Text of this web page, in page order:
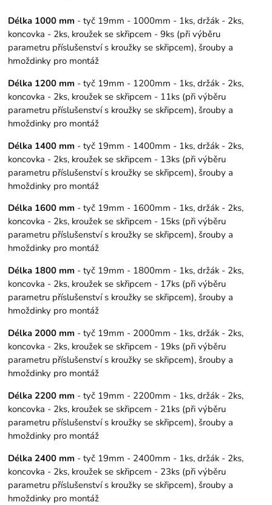
Délka 1000 mm - tyč 19mm - 1000mm - 1ks, držák - 2ks,
koncovka - 2ks, kroužek se skřipcem - 9ks (při výběru
parametru příslušenství s kroužky se skřipcem), šrouby a
hmoždinky pro montáž
Délka 1200 mm - tyč 19mm - 1200mm - 1ks, držák - 2ks,
koncovka - 2ks, kroužek se skřipcem - 11ks (při výběru
parametru příslušenství s kroužky se skřipcem), šrouby a
hmoždinky pro montáž
Délka 1400 mm - tyč 19mm - 1400mm - 1ks, držák - 2ks,
koncovka - 2ks, kroužek se skřipcem - 13ks (při výběru
parametru příslušenství s kroužky se skřipcem), šrouby a
hmoždinky pro montáž
Délka 1600 mm - tyč 19mm - 1600mm - 1ks, držák - 2ks,
koncovka - 2ks, kroužek se skřipcem - 15ks (při výběru
parametru příslušenství s kroužky se skřipcem), šrouby a
hmoždinky pro montáž
Délka 1800 mm - tyč 19mm - 1800mm - 1ks, držák - 2ks,
koncovka - 2ks, kroužek se skřipcem - 17ks (při výběru
parametru příslušenství s kroužky se skřipcem), šrouby a
hmoždinky pro montáž
Délka 2000 mm - tyč 19mm - 2000mm - 1ks, držák - 2ks,
koncovka - 2ks, kroužek se skřipcem - 19ks (při výběru
parametru příslušenství s kroužky se skřipcem), šrouby a
hmoždinky pro montáž
Délka 2200 mm - tyč 19mm - 2200mm - 1ks, držák - 2ks,
koncovka - 2ks, kroužek se skřipcem - 21ks (při výběru
parametru příslušenství s kroužky se skřipcem), šrouby a
hmoždinky pro montáž
Délka 2400 mm - tyč 19mm - 2400mm - 1ks, držák - 2ks,
koncovka - 2ks, kroužek se skřipcem - 23ks (při výběru
parametru příslušenství s kroužky se skřipcem), šrouby a
hmoždinky pro montáž